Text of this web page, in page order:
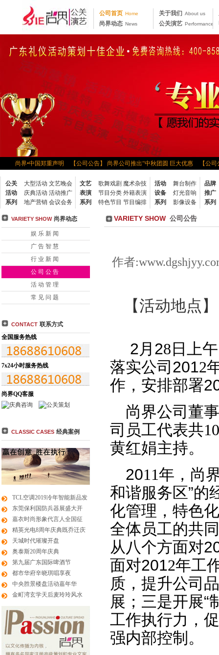
公司首页 Home
尚界动态 News
关于我们 About us
公关演艺 Performance
】 尚界•中国郑重声明 【公司公告】 尚界公司推出“中秋团圆 巨大优惠
【公司
“走出去，带回来”学习•分
钓鱼大赛
【公司公告】 尚界公司五月份月度会议
【公司公告】 尚界公司召
圆
【公司公告】 2011年尚界“凤凰古城之旅”
【公司公告】 “公平、和谐、奋
告】 热烈欢迎中国东方演艺公司代表来
【公司公告】 尚界文化2014年春茗及
告】 尚界公司推出“中秋团圆 巨大优惠
【公司公告】 2013夯实基础 提升价值新年部署会
界公司五月份月度会议
【公司公告】 尚界公司召开2012工作会议
界“凤凰古城之旅”
【公司公告】 “公平、和谐、奋进、稳健地持续
【公司公
公司代表来
公关
活动
系列
大型活动 文艺晚会
庆典活动 活动推广
地产营销 会议会务
文艺
表演
系列
歌舞戏剧 魔术杂技
节目分类 外籍表演
特色节目 节目编排
活动
设备
系列
舞台制作
灯光音响
影像设备
品牌
推广
系列
VARIETY SHOW 尚界动态
娱乐新闻
广告智慧
行业新闻
公司公告
活动管理
常见问题
CONTACT 联系方式
全国服务热线
7x24小时服务热线
尚界QQ客服
CLASSIC CASES 经典案例
TCL空调2019冷年智能新品发
东莞保利国防兵器展盛大开
嘉衣时尚形象代言人全国征
精英光电8周年庆典既乔迁庆
天城时代璀璨开盘
奥泰斯20周年庆典
第九届广东国际啤酒节
都市华府辛晓琪唱享夜
中央胜景楼盘活动嘉年华
金町湾玄学天后麦玲玲风水
VARIETY SHOW 公司公告
作者
【活动地点
2月 28 日上
落实公司 2012
作，安排部署
尚界公司董
司员工代表共10
黄红娟主持。
2011年， 尚
和谐服务区”的
化管理，特色
全体员工的共
从八个方面对
面对2012年工
质，提升公司
展；三是开展“
工作执行力，
强内部控制 。